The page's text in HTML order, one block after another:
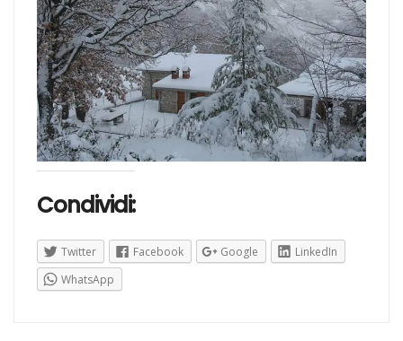
Condividi:
Twitter Facebook Google
LinkedIn
WhatsApp